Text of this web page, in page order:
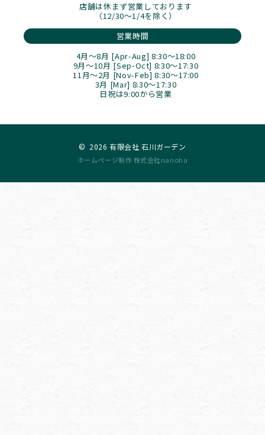
店舗は休まず営業しております
（12/30～1/4を除く）
営業時間
4月～8月 [Apr-Aug] 8:30～18:00
9月～10月 [Sep-Oct] 8:30～17:30
11月～2月 [Nov-Feb] 8:30～17:00
3月 [Mar] 8:30～17:30
日祝は9:00から営業
© 2026 有限会社 石川ガーデン
ホームページ制作 株式会社nanoha